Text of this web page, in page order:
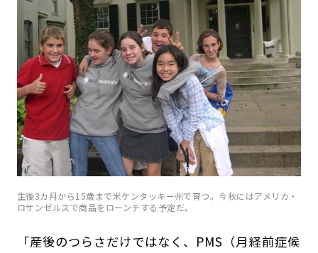
生後3カ月から15歳まで米ケンタッキー州で育つ。今秋にはアメリカ・
ロサンゼルスで商品をローンチする予定だ。
「産後のつらさだけではなく、PMS（月経前症候